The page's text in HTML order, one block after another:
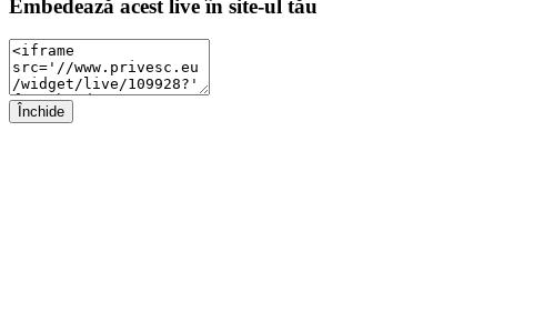
Embedează acest live în site-ul tău
Închide